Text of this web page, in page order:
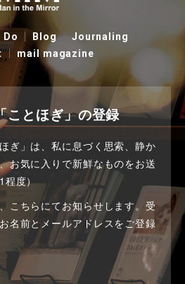
Do Blog
Journaling
mail magazine
とほぎ」の登録
ぎ」は、私に息づく思索、静か
お気に入りで新鮮なものをお送
程度）
こちらにてお知らせします。受
名前とメールアドレスをご登録